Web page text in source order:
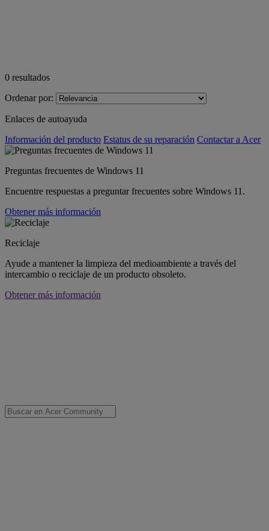
0 resultados
Ordenar por:
Enlaces de autoayuda
Información del producto Estatus de su reparación Contactar a Acer
Preguntas frecuentes de Windows 11
Encuentre respuestas a preguntar frecuentes sobre Windows 11.
Obtener más información
Reciclaje
Ayude a mantener la limpieza del medioambiente a través del
intercambio o reciclaje de un producto obsoleto.
Obtener más información